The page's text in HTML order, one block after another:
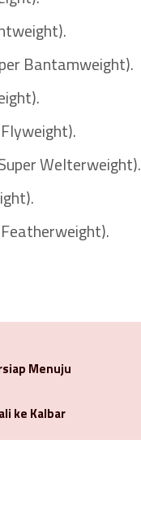
Bantamweight).
Welterweight).
Menuju
ke Kalbar